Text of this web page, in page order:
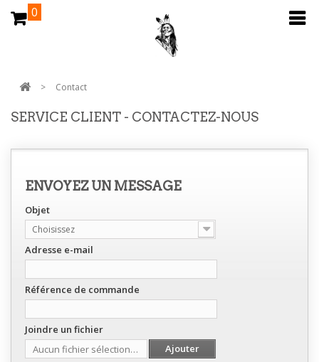
0
> Contact
SERVICE CLIENT - CONTACTEZ-NOUS
ENVOYEZ UN MESSAGE
Objet
Choisissez
Adresse e-mail
Référence de commande
Joindre un fichier
Aucun fichier sélectionné
Ajouter